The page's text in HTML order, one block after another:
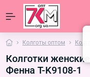
Колготы оптом
Колготки
Фенна T-K9108-1